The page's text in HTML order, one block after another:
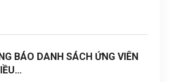
BÁO DANH SÁCH ỨNG VIÊN